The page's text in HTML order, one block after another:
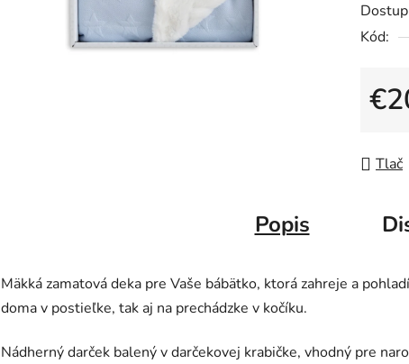
je
0,0
Kód:
Tlač
Popis
Mäkká zamatová deka pre Vaše bábätko, ktorá zahreje a
doma v postieľke, tak aj na prechádzke v kočíku.
Nádherný darček balený v darčekovej krabičke, vhodný pre